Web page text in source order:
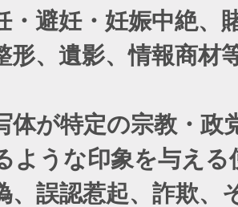
・避妊・妊娠中絶、
形、遺影、情報商材
が特定の宗教・政
ような印象を与える
誤認惹起、詐欺、